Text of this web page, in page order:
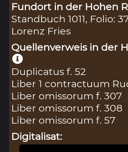
Fundort in der Hohen
Standbuch 1011, Folio:
Lorenz Fries
Quellenverweis in der
Duplicatus f. 52
Liber 1 contractuum
Liber omissorum f. 307
Liber omissorum f. 308
Liber omissorum f. 57
Digitalisat: